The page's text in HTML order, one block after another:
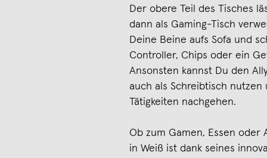
Der obere Teil des Tisches
dann als Gaming-Tisch
Deine Beine aufs Sofa und
Controller, Chips oder ein
Ansonsten kannst Du den
auch als Schreibtisch
Tätigkeiten nachgehen.
Ob zum Gamen, Essen oder
in Weiß ist dank seines